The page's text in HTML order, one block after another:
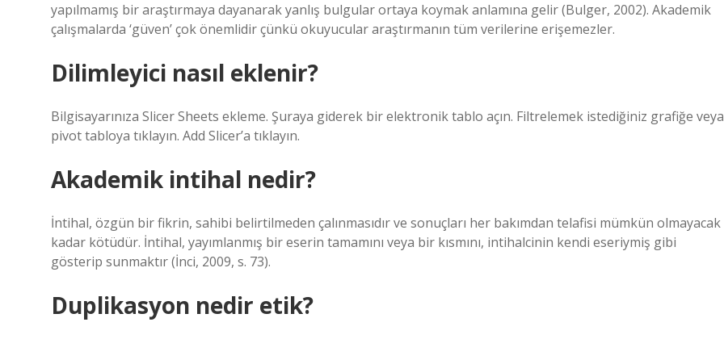
yapılmamış bir araştırmaya dayanarak yanlış bulgular ortaya koymak anlamına gelir (Bulger, 2002). Akademik
çalışmalarda ‘güven’ çok önemlidir çünkü okuyucular araştırmanın tüm verilerine erişemezler.
Dilimleyici nasıl eklenir?
Bilgisayarınıza Slicer Sheets ekleme. Şuraya giderek bir elektronik tablo açın. Filtrelemek istediğiniz grafiğe veya
pivot tabloya tıklayın. Add Slicer’a tıklayın.
Akademik intihal nedir?
İntihal, özgün bir fikrin, sahibi belirtilmeden çalınmasıdır ve sonuçları her bakımdan telafisi mümkün olmayacak
kadar kötüdür. İntihal, yayımlanmış bir eserin tamamını veya bir kısmını, intihalcinin kendi eseriymiş gibi
gösterip sunmaktır (İnci, 2009, s. 73).
Duplikasyon nedir etik?